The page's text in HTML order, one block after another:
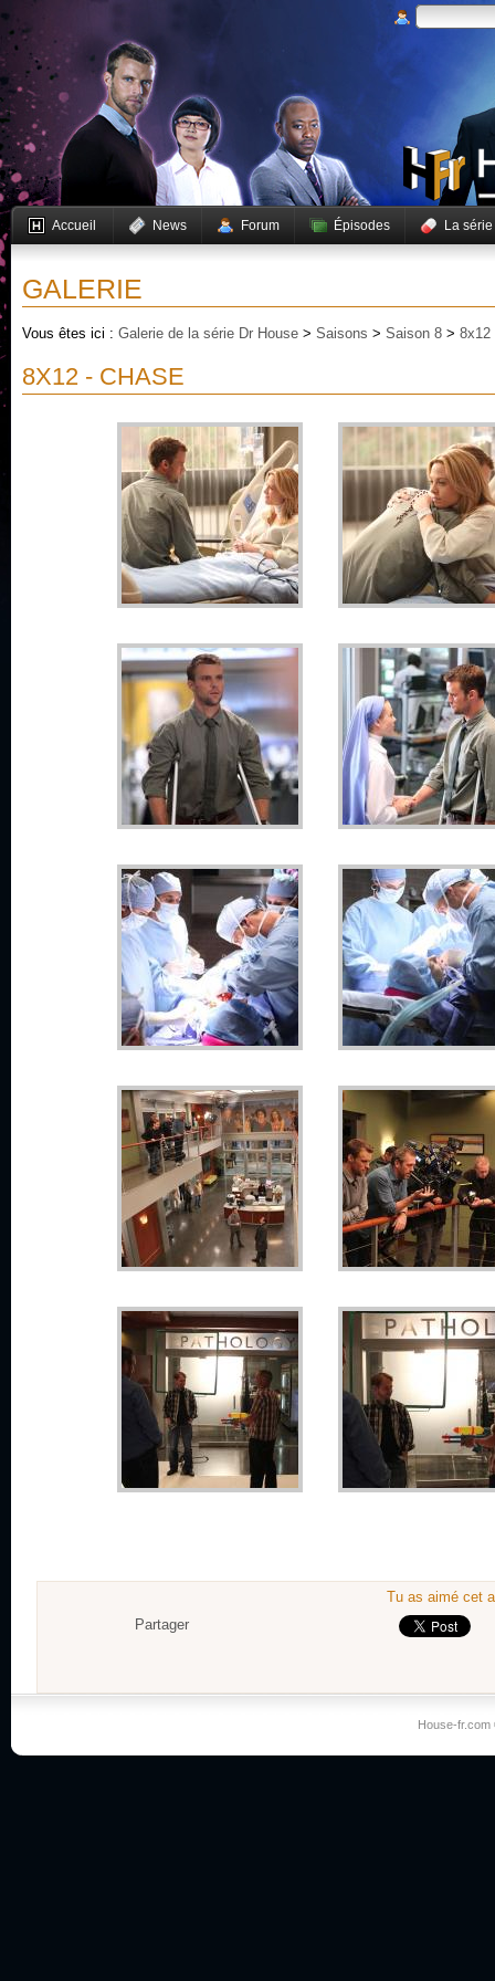
Accueil News Forum Épisodes La série
GALERIE
Vous êtes ici : Galerie de la série Dr House > Saisons > Saison 8 > 8x12
8X12 - CHASE
Tu as aimé cet
Partager
House-